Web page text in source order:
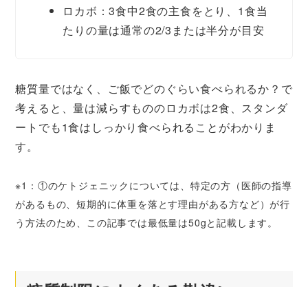
ロカボ：3食中2食の主食をとり、1食当
たりの量は通常の2/3または半分が目安
糖質量ではなく、ご飯でどのぐらい食べられるか？で
考えると、量は減らすもののロカボは2食、スタンダ
ートでも1食はしっかり食べられることがわかりま
す。
※1：①のケトジェニックについては、特定の方（医師の指導
があるもの、短期的に体重を落とす理由がある方など）が行
う方法のため、この記事では最低量は50gと記載します。